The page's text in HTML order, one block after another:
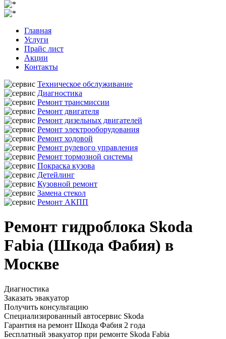
Главная
Услуги
Прайс лист
Акции
Контакты
Техническое обслуживание
Диагностика
Ремонт трансмиссии
Ремонт двигателя
Ремонт дизельных двигателей
Ремонт электрооборудования
Ремонт ходовой
Ремонт рулевого управления
Ремонт тормозной системы
Покраска кузова
Детейлинг
Кузовной ремонт
Замена стекол
Ремонт АКПП
Ремонт гидроблока Skoda
Fabia (Шкода Фабия) в
Москве
Диагностика
Заказать эвакуатор
Получить консультацию
Специализированный автосервис Skoda
Гарантия на ремонт Шкода Фабия 2 года
Бесплатный эвакуатор при ремонте Skoda Fabia